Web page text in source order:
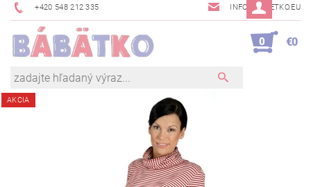
+420 548 212 335 INFO@BABETKO.EU
0 €0
AKCIA